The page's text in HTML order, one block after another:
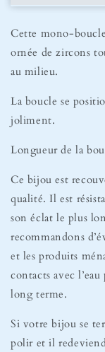
Cette mono-
ornée de zircons
au milieu.
La boucle se
joliment.
Longueur de la
Ce bijou est
qualité. Il est
son éclat le plus
recommandons
et les produits
contacts avec
long terme.
Si votre bijou se
polir et il